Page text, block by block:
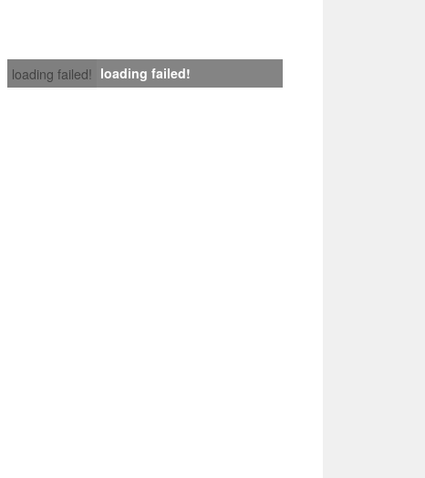
loading failed! loading failed!